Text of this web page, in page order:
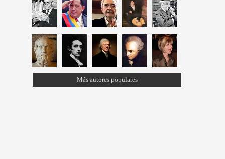
Más autores populares